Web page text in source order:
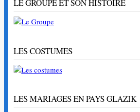
LE GROUPE ET SON HISTOIRE
LES COSTUMES
LES MARIAGES EN PAYS GLAZIK